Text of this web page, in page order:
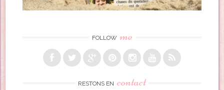
FOLLOW me
RESTONS EN contact